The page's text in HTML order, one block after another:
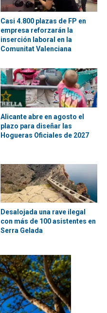
Casi 4.800 plazas de FP en
empresa reforzarán la
inserción laboral en la
Comunitat Valenciana
Alicante abre en agosto el
plazo para diseñar las
Hogueras Oficiales de 2027
Desalojada una rave ilegal
con más de 100 asistentes en
Serra Gelada